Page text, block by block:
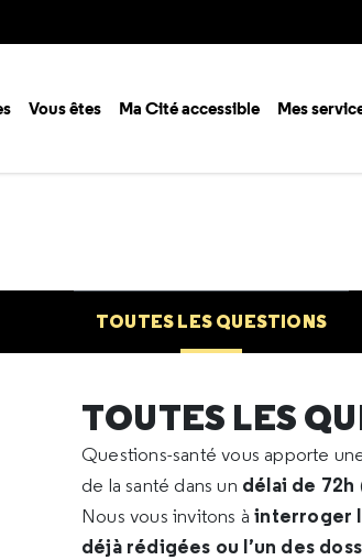
Vous êtes Ma Cité accessible Mes
TOUTES LES QUESTIONS
TOUTES LES
Questions-santé vous apporte
de la santé dans un délai de 72h
Nous vous invitons àinterroger
déjà rédigées ou l’un des